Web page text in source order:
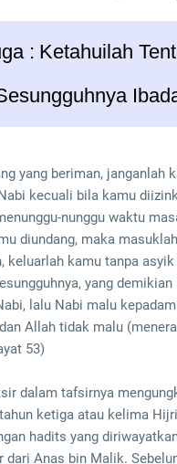
: Ketahuilah
yang beriman, janganlah
kecuali bila kamu
nunggu waktu
diundang, maka
keluarlah kamu tanpa
yang
lalu Nabi malu
Allah tidak malu
53)
dalam tafsirnya
ketiga atau kelima
hadits yang
dari Anas bin Malik.